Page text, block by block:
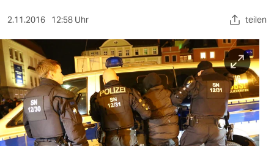
sport
berlin
nord
wahrheit
2.11.2016 12:58 Uhr teilen